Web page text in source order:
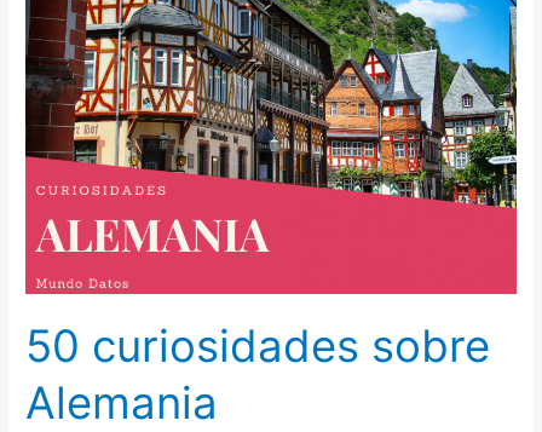
50 curiosidades sobre
Alemania